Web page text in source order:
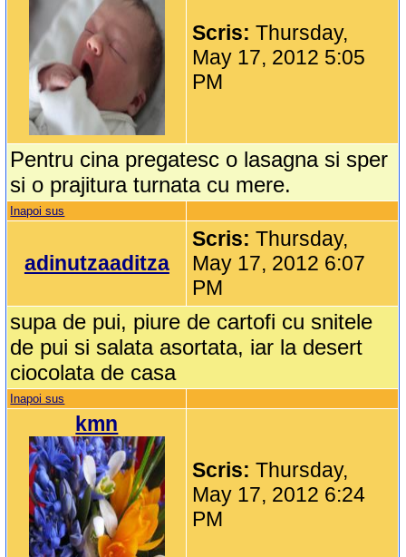
Scris:Thursday,
May 17, 2012 5:05
PM
Pentru cina pregatesc o lasagna si sper
si o prajitura turnata cu mere.
Inapoi sus
adinutzaaditza
Scris:Thursday,
May 17, 2012 6:07
PM
supa de pui, piure de cartofi cu snitele
de pui si salata asortata, iar la desert
ciocolata de casa
Inapoi sus
kmn
Scris:Thursday,
May 17, 2012 6:24
PM